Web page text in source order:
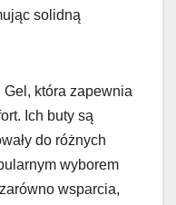
solidną
która zapewnia
Ich buty są
do różnych
wyborem
wsparcia,